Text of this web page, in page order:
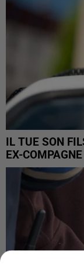
IL TUE SON
EX-